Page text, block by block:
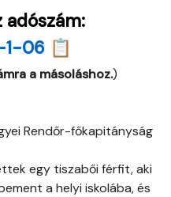
adószám:
1-06 📋
a másoláshoz.)
Rendőr-főkapitányság
egy tiszabői férfit, aki
a helyi iskolába, és